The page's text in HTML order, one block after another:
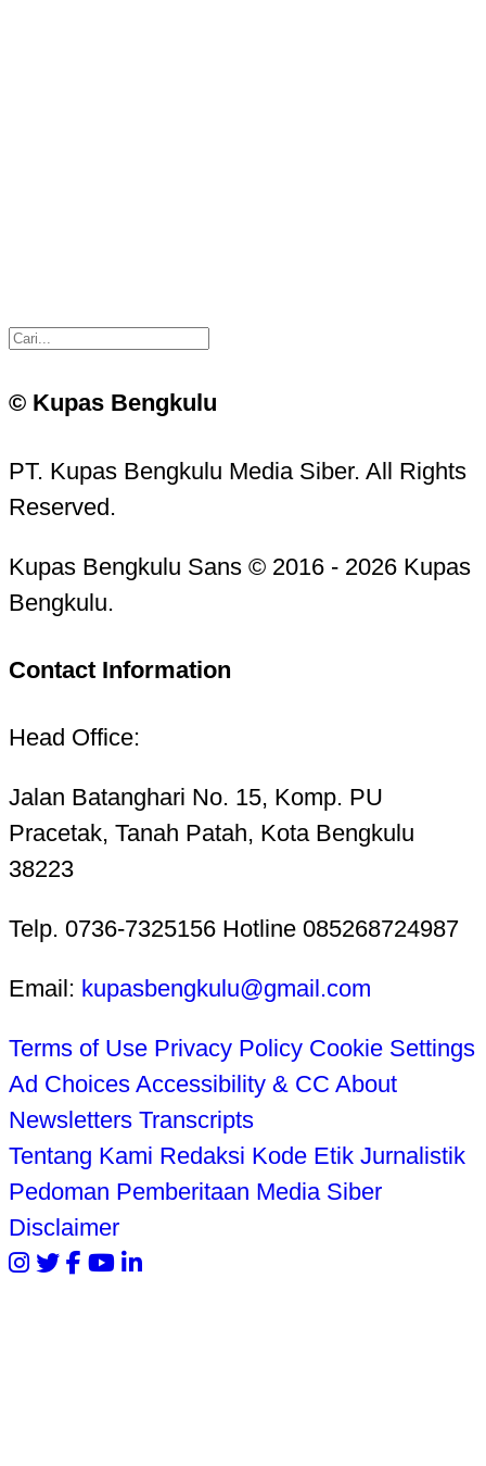
© Kupas Bengkulu
PT. Kupas Bengkulu Media Siber. All Rights
Reserved.
Kupas Bengkulu Sans © 2016 - 2026 Kupas
Bengkulu.
Contact Information
Head Office:
Jalan Batanghari No. 15, Komp. PU
Pracetak, Tanah Patah, Kota Bengkulu
38223
Telp. 0736-7325156 Hotline 085268724987
Email: kupasbengkulu@gmail.com
Terms of Use Privacy Policy Cookie Settings
Ad Choices Accessibility & CC About
Newsletters Transcripts
Tentang Kami Redaksi Kode Etik Jurnalistik
Pedoman Pemberitaan Media Siber
Disclaimer